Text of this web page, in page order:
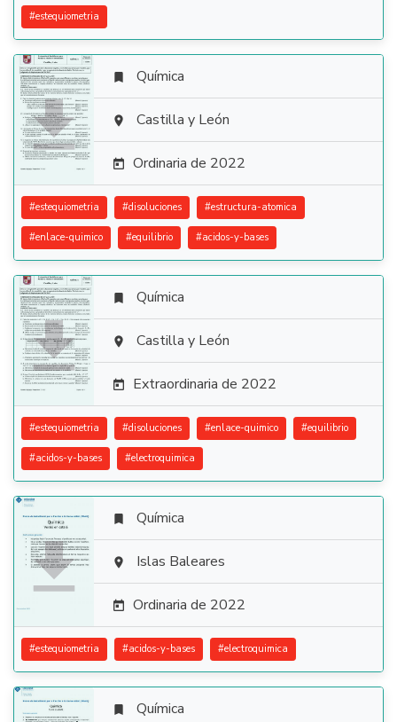
#estequiometria

 Química
 Castilla y León
 Ordinaria de 2022
#estequiometria #disoluciones #estructura-atomica
#enlace-quimico #equilibrio #acidos-y-bases

 Química
 Castilla y León
 Extraordinaria de 2022
#estequiometria #disoluciones #enlace-quimico #equilibrio
#acidos-y-bases #electroquimica

 Química
 Islas Baleares
 Ordinaria de 2022
#estequiometria #acidos-y-bases #electroquimica
 Química